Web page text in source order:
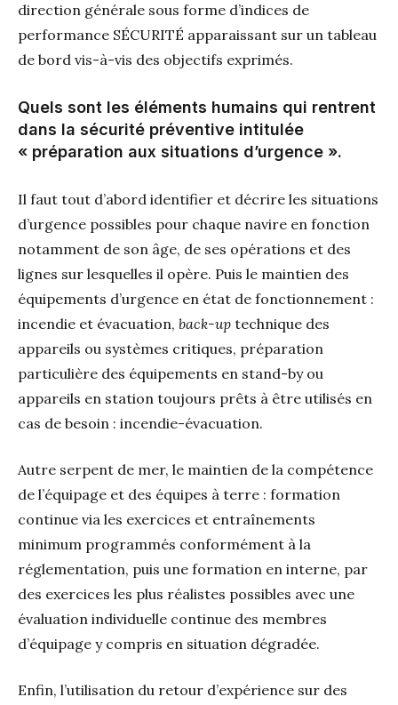
direction générale sous forme d’indices de
performance SÉCURITÉ apparaissant sur un tableau
de bord vis-à-vis des objectifs exprimés.
Quels sont les éléments humains qui rentrent
dans la sécurité préventive intitulée
« préparation aux situations d’urgence ».
Il faut tout d’abord identifier et décrire les situations
d’urgence possibles pour chaque navire en fonction
notamment de son âge, de ses opérations et des
lignes sur lesquelles il opère. Puis le maintien des
équipements d’urgence en état de fonctionnement :
incendie et évacuation, back-up technique des
appareils ou systèmes critiques, préparation
particulière des équipements en stand-by ou
appareils en station toujours prêts à être utilisés en
cas de besoin : incendie-évacuation.
Autre serpent de mer, le maintien de la compétence
de l’équipage et des équipes à terre : formation
continue via les exercices et entraînements
minimum programmés conformément à la
réglementation, puis une formation en interne, par
des exercices les plus réalistes possibles avec une
évaluation individuelle continue des membres
d’équipage y compris en situation dégradée.
Enfin, l’utilisation du retour d’expérience sur des